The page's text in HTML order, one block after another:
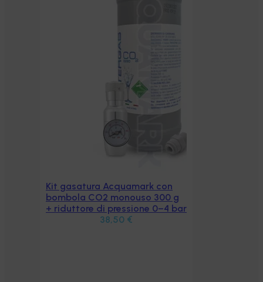
Aggiungi al carrello
Kit gasatura Acquamark con
bombola CO2 monouso 300 g
+ riduttore di pressione 0–4 bar
38,50 €